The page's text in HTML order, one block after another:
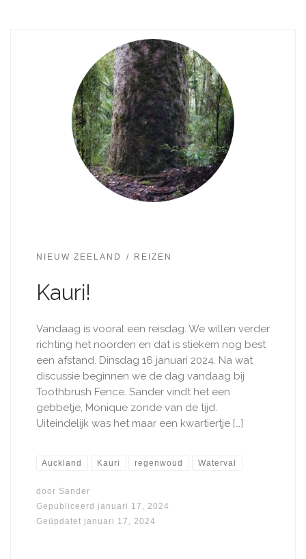
NIEUW ZEELAND REIZEN
Kauri!
Vandaag is vooral een reisdag. We willen verder
richting het noorden en dat is stiekem nog best
een afstand. Dinsdag 16 januari 2024. Na wat
discussie beginnen we de dag vandaag bij
Toothbrush Fence. Sander vindt het een
gebbetje, Monique zonde van de tijd.
Uiteindelijk was het maar een kwartiertje […]
Auckland Kauri regenwoud Waterval
door Sander
Gepubliceerd januari 17, 2024
Geüpdatet januari 17, 2024